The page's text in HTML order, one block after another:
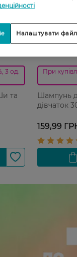
3 од.
та
При
Шампунь
дівчаток
159,99
Налаштувати